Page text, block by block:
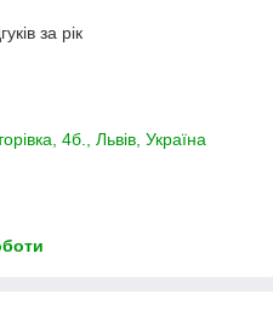
за рік
4б., Львів, Україна